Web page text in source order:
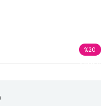
%20
İndirim